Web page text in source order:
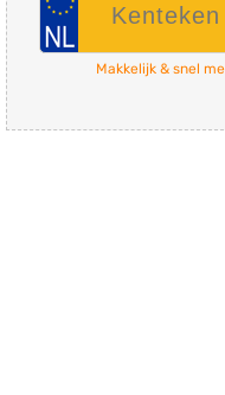
Makkelijk & snel